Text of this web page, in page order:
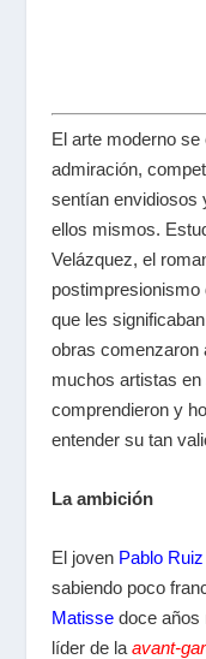
El arte moderno
admiración,
sentían envidiosos
ellos mismos.
Velázquez, el
postimpresionismo
que les
obras comenzaron
muchos artistas
comprendieron y
entender su tan
La ambición
El joven Pablo
sabiendo poco
Matissedoce años
líder de la avant-